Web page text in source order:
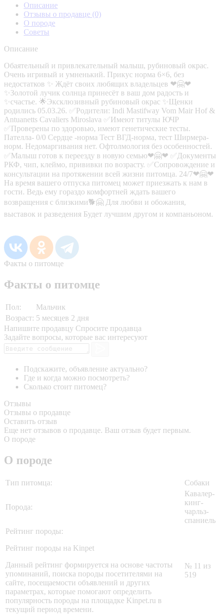
Описание
Отзывы о продавце (0)
О породе
Советы
Описание
Обаятельный и привлекательный малыш, рубиновый окрас.
Очень игривый и умненький. Прикус норма 6×6, без
недостатков ✨ Ждëт своих любящих владельцев ❤🤗❤
✨Золотой лучик солнца принесëт в ваш дом радость и
✨счастье. 🌟Эксклюзивный рубиновый окрас ✨Щенки
родились 05.03.26. ✅Родители: Indi Mastifway Vom Mair Hof &
Antuanetts Cavaliers Miroslava ✅Имеют титулы ЮЧР
✅Проверены по здоровью, имеют генетические тесты.
Пателла- 0/0 Сердце -норма Тест ВГД-норма, тест Ширмера-
норм. Недомаргивания нет. Офтолмология без особенностей.
✅Малыш готов к переезду в новую семью❤🤗❤ ✅Документы
РКФ, чип, клеймо, прививки по возрасту. ✅Сопровождение и
консультации на протяжении всей жизни питомца. 24/7❤🤗❤
На время вашего отпуска питомец может приезжать к нам в
гости. Ведь ему гораздо комфортней ждать вашего
возвращения с близкими🐕🤗 Для любви и обожания,
выставок и разведения Будет лучшим другом и компаньоном.
Факты о питомце
Факты о питомце
Пол:
Мальчик
Возраст: 5 месяцев 2 дня
Напишите продавцу Спросите продавца
Задайте вопросы, которые вас интересуют
Подскажите, объявление актуально?
Где и когда можно посмотреть?
Сколько стоит питомец?
Отзывы
Отзывы о продавце
Оставить отзыв
Еще нет отзывов о продавце. Ваш отзыв будет первым.
О породе
О породе
Тип питомца: Собаки
Порода:
Кавалер-
кинг-
чарльз-
спаниель
Рейтинг породы:
Рейтинг породы на Kinpet
Данный рейтинг формируется на основе частоты
упоминаний, поиска породы посетителями на
сайте, посещаемости объявлений и других
параметрах, которые помогают определить
популярность породы на площадке Kinpet.ru в
текущий период времени.
№ 11 из
519